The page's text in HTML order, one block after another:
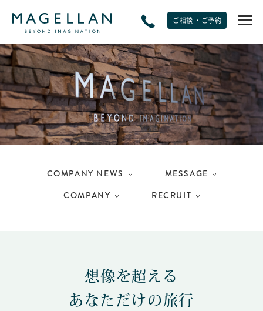
EXPERIENCE
非日常をたのしむ
JOURNAL
トラベルジャーナル
期間限定オファー
HOTELS & RESORTS
MAGELLAN's Choice
ご相談 ・ご予約
COMPANY NEWS
MESSAGE
COMPANY
RECRUIT
想像を超える
あなただけの旅行